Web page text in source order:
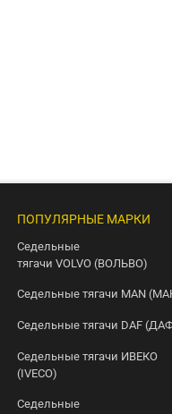
ПОПУЛЯРНЫЕ МАРКИ
Седельные
тягачи VOLVO (ВОЛЬВО)
Седельные тягачи MAN
Седельные тягачи DAF
Седельные тягачи ИВЕКО
(IVECO)
Седельные